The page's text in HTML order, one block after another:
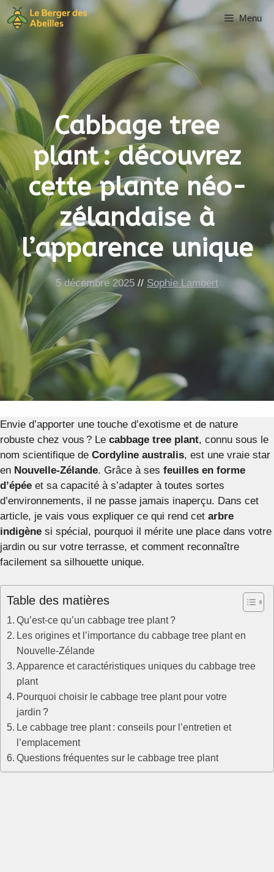
Aller
au
contenu
Menu
Cabbage tree
plant : découvrez
cette plante néo-
zélandaise à
l’apparence unique
5 décembre 2025 // Sophie Lambert
Envie d’apporter une touche d’exotisme et de nature
robuste chez vous ? Le cabbage tree plant, connu sous le
nom scientifique de Cordyline australis, est une vraie star
en Nouvelle-Zélande. Grâce à ses feuilles en forme
d’épée et sa capacité à s’adapter à toutes sortes
d’environnements, il ne passe jamais inaperçu. Dans cet
article, je vais vous expliquer ce qui rend cet arbre
indigène si spécial, pourquoi il mérite une place dans votre
jardin ou sur votre terrasse, et comment reconnaître
facilement sa silhouette unique.
Table des matières
Qu’est-ce qu’un cabbage tree plant ?
Les origines et l’importance du cabbage tree plant en
Nouvelle-Zélande
Apparence et caractéristiques uniques du cabbage tree
plant
Pourquoi choisir le cabbage tree plant pour votre
jardin ?
Le cabbage tree plant : conseils pour l’entretien et
l’emplacement
Questions fréquentes sur le cabbage tree plant